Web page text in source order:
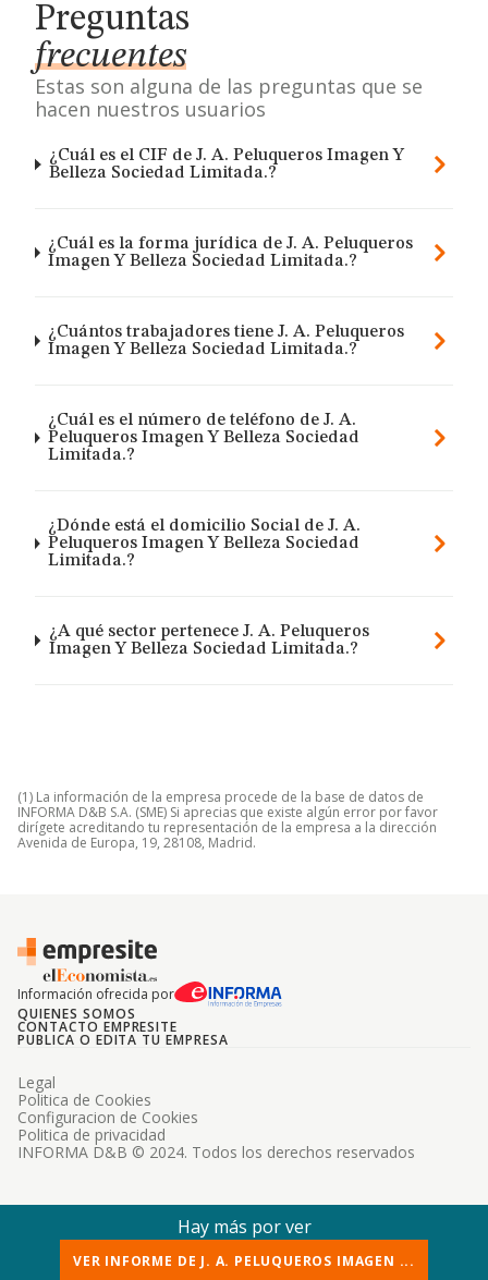
Preguntas
frecuentes
Estas son alguna de las preguntas que se
hacen nuestros usuarios
¿Cuál es el CIF de J. A. Peluqueros Imagen Y
Belleza Sociedad Limitada.?
¿Cuál es la forma jurídica de J. A. Peluqueros
Imagen Y Belleza Sociedad Limitada.?
¿Cuántos trabajadores tiene J. A. Peluqueros
Imagen Y Belleza Sociedad Limitada.?
¿Cuál es el número de teléfono de J. A.
Peluqueros Imagen Y Belleza Sociedad
Limitada.?
¿Dónde está el domicilio Social de J. A.
Peluqueros Imagen Y Belleza Sociedad
Limitada.?
¿A qué sector pertenece J. A. Peluqueros
Imagen Y Belleza Sociedad Limitada.?
(1) La información de la empresa procede de la base de datos de
INFORMA D&B S.A. (SME) Si aprecias que existe algún error por favor
dirígete acreditando tu representación de la empresa a la dirección
Avenida de Europa, 19, 28108, Madrid.
Información ofrecida por
QUIENES SOMOS
CONTACTO EMPRESITE
PUBLICA O EDITA TU EMPRESA
INFORMA D&B © 2024. Todos los derechos reservados
Legal
Politica de Cookies
Configuracion de Cookies
Politica de privacidad
Hay más por ver
VER INFORME DE J. A. PELUQUEROS IMAGEN ...